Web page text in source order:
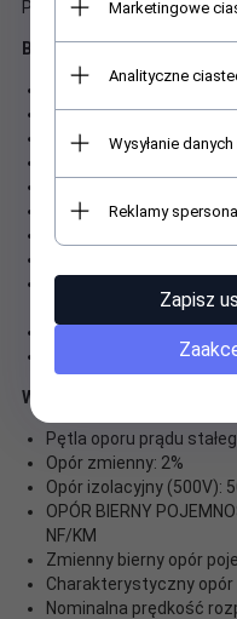
Pozostałe parametry:
Budowa i parametry
Kategoria: 5e
Klasa: D, parametry
Przekrój AWG:
Klasyfikacja ogniowa
Ośrodek: 4 pary skręcone
Powłoka: poliwinyl o
PoE: 802.3 af
Właściwości elektryczne
Pętla oporu prądu
Opór zmienny: 2%
Opór izolacyjny (500V):
OPÓR BIERNY
NF/KM
Zmienny bierny opór
Charakterystyczny opór
Nominalna prędkość
Marketingowe
Analityczne
Wysyłanie
Reklamy
Zapisz